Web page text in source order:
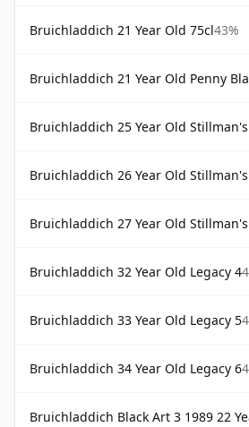
Bruichladdich 21 Year Old 75cl43%
Bruichladdich 21 Year Old Penny Black
Bruichladdich 25 Year Old
Bruichladdich 26 Year Old
Bruichladdich 27 Year Old
Bruichladdich 32 Year Old Legacy 4
Bruichladdich 33 Year Old Legacy 5
Bruichladdich 34 Year Old Legacy 6
Bruichladdich Black Art 3 1989 22